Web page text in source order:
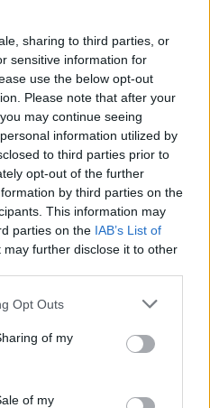
sharing to third parties, or
sensitive information for
use the below opt-out
Please note that after your
may continue seeing
information utilized by
to third parties prior to
opt-out of the further
by third parties on the
This information may
parties on the IAB’s List of
may further disclose it to other
Opt Outs
of my
of my
La collaborazione
in Brave Exvius i tre
e…